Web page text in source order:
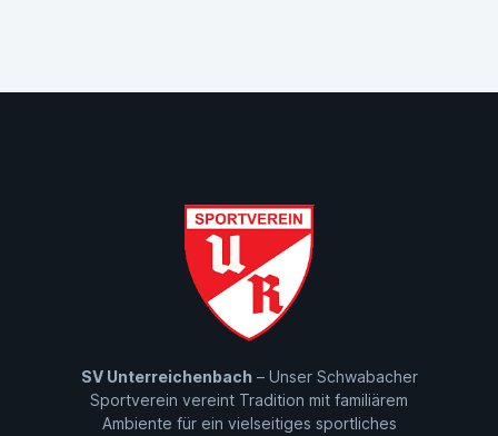
SV Unterreichenbach– Unser Schwabacher
Sportverein vereint Tradition mit familiärem
Ambiente für ein vielseitiges sportliches